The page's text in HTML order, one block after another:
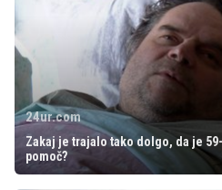
24ur.com
Zakaj je trajalo tako dolgo, da je
pomoč?